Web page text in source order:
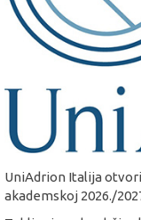
UniAdrion Italija
akademskoj 2026./